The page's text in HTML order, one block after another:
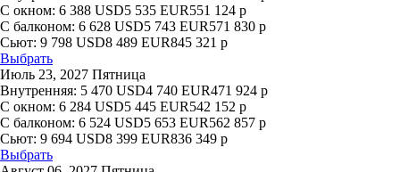
С окном: 6 388 USD5 535 EUR551 124 р
С балконом: 6 628 USD5 743 EUR571 830 р
Сьют: 9 798 USD8 489 EUR845 321 р
Выбрать
Июль 23, 2027 Пятница
Внутренняя: 5 470 USD4 740 EUR471 924 р
С окном: 6 284 USD5 445 EUR542 152 р
С балконом: 6 524 USD5 653 EUR562 857 р
Сьют: 9 694 USD8 399 EUR836 349 р
Выбрать